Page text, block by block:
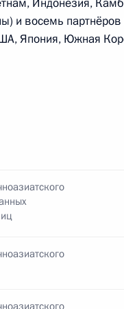
о внесении
и восемь партнёров
Япония, Южная